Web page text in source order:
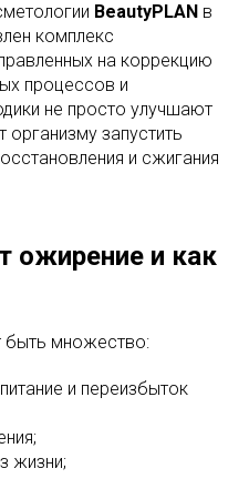
BeautyPLAN в
комплекс
на коррекцию
процессов и
не просто улучшают
запустить
и сжигания
ожирение и как
быть множество:
и переизбыток
жизни;